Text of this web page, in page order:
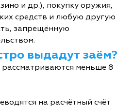
и др.), покупку оружия,
средств и любую другую
запрещённую
выдадут заём?
рассматриваются меньше 8
на расчётный счёт